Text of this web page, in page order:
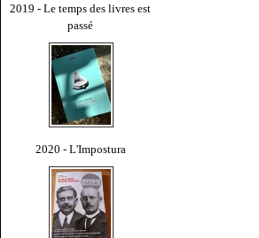
2019 - Le temps des livres est
passé
2020 - L'Impostura